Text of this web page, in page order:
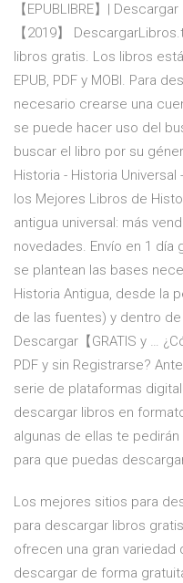
【EPUBLIBRE】|
【2019】
libros gratis. Los libros
EPUB, PDF y MOBI. Para
necesario crearse una
se puede hacer uso del
buscar el libro por su
Historia - Historia
los Mejores Libros de
antigua universal: más
novedades. Envío en 1 día
se plantean las bases
Historia Antigua, desde la
de las fuentes) y dentro
Descargar【GRATIS y …
PDF y sin Registrarse?
serie de plataformas
descargar libros en
algunas de ellas te
para que puedas
Los mejores sitios para
para descargar libros
ofrecen una gran
descargar de forma